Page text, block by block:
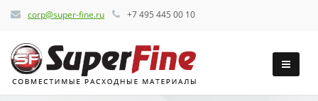
corp@super-fine.ru +7 495 445 00 10